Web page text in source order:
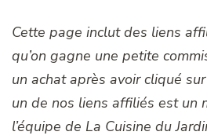
Cette page inclut des liens
qu’on gagne une petite
un achat après avoir cliqué
un de nos liens affiliés est un
l’équipe de La Cuisine du